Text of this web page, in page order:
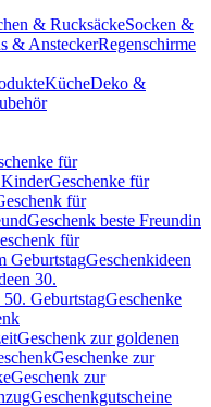
& RucksäckeSocken &
& AnsteckerRegenschirme
KücheDeko &
für
Geschenke für
für
Geschenk beste Freundin
für
GeburtstagGeschenkideen
30.
GeburtstagGeschenke
Geschenk zur goldenen
Geschenke zur
Geschenk zur
Geschenkgutscheine